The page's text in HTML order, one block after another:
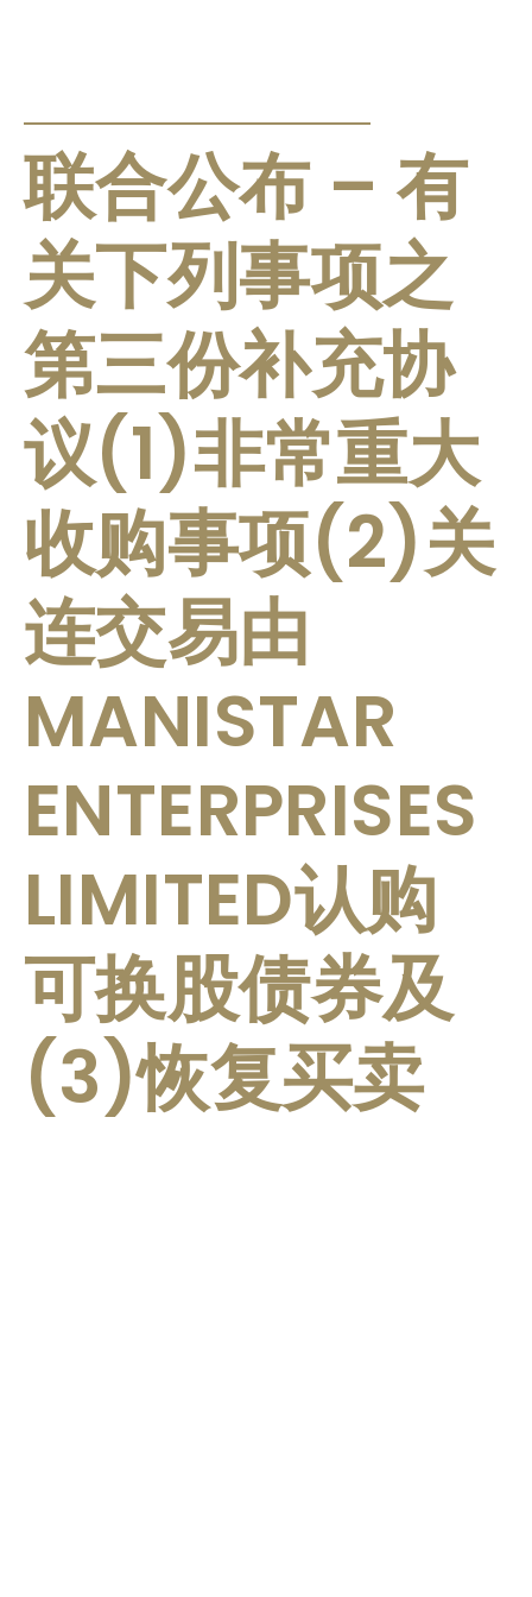
联合公布 – 有
关下列事项之
第三份补充协
议(1)非常重大
收购事项(2)关
连交易由
MANISTAR
ENTERPRISES
LIMITED认购
可换股债券及
(3)恢复买卖